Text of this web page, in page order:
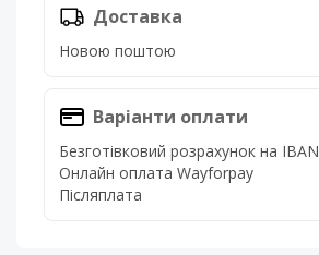
Доставка
Новою поштою
Варіанти оплати
Безготівковий розрахунок на IBAN
Онлайн оплата Wayforpay
Післяплата